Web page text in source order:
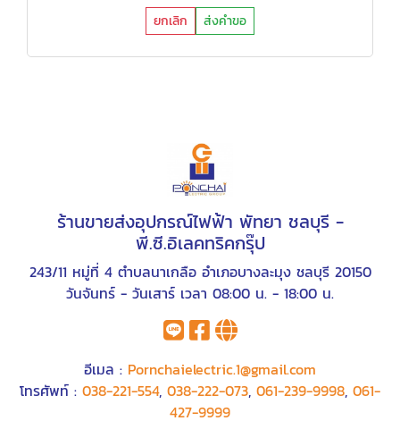
ยกเลิก ส่งคำขอ
ร้านขายส่งอุปกรณ์ไฟฟ้า พัทยา ชลบุรี -
พี.ซี.อิเลคทริคกรุ๊ป
243/11 หมู่ที่ 4 ตำบลนาเกลือ อำเภอบางละมุง ชลบุรี 20150
วันจันทร์ - วันเสาร์ เวลา 08:00 น. - 18:00 น.
อีเมล : Pornchaielectric.1@gmail.com
โทรศัพท์ : 038-221-554, 038-222-073, 061-239-9998, 061-
427-9999